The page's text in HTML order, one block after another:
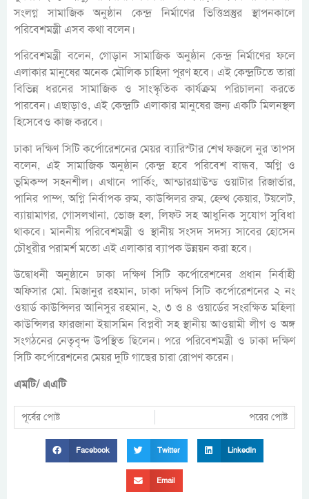
সংলগ্ন সামাজিক অনুষ্ঠান কেন্দ্র নির্মাণের ভিত্তিপ্রস্তুর স্থাপনকালে
পরিবেশমন্ত্রী এসব কথা বলেন।
পরিবেশমন্ত্রী বলেন, গোড়ান সামাজিক অনুষ্ঠান কেন্দ্র নির্মাণের ফলে
এলাকার মানুষের অনেক মৌলিক চাহিদা পূরণ হবে। এই কেন্দ্রটিতে তারা
বিভিন্ন ধরনের সামাজিক ও সাংস্কৃতিক কার্যক্রম পরিচালনা করতে
পারবেন। এছাড়াও, এই কেন্দ্রটি এলাকার মানুষের জন্য একটি মিলনস্থল
হিসেবেও কাজ করবে।
ঢাকা দক্ষিণ সিটি কর্পোরেশনের মেয়র ব্যারিস্টার শেখ ফজলে নুর তাপস
বলেন, এই সামাজিক অনুষ্ঠান কেন্দ্র হবে পরিবেশ বান্ধব, অগ্নি ও
ভূমিকম্প সহনশীল। এখানে পার্কিং, আন্ডারগ্রাউন্ড ওয়াটার রিজার্ভার,
পানির পাম্প, অগ্নি নির্বাপক রুম, কাউন্সিলর রুম, হেল্থ কেয়ার, টয়লেট,
ব্যায়ামাগর, গোসলখানা, ভোজ হল, লিফ্ট সহ আধুনিক সুযোগ সুবিধা
থাকবে। মাননীয় পরিবেশমন্ত্রী ও স্থানীয় সংসদ সদস্য সাবের হোসেন
চৌধুরীর পরামর্শ মতো এই এলাকার ব্যাপক উন্নয়ন করা হবে।
উদ্বোধনী অনুষ্ঠানে ঢাকা দক্ষিণ সিটি কর্পোরেশনের প্রধান নির্বাহী
অফিসার মো. মিজানুর রহমান, ঢাকা দক্ষিণ সিটি কর্পোরেশনের ২ নং
ওয়ার্ড কাউন্সিলর আনিসুর রহমান, ২, ৩ ও ৪ ওয়ার্ডের সংরক্ষিত মহিলা
কাউন্সিলর ফারজানা ইয়াসমিন বিপ্লবী সহ স্থানীয় আওয়ামী লীগ ও অঙ্গ
সংগঠনের নেতৃবৃন্দ উপস্থিত ছিলেন। পরে পরিবেশমন্ত্রী ও ঢাকা দক্ষিণ
সিটি কর্পোরেশনের মেয়র দুটি গাছের চারা রোপণ করেন।
এমটি/ এএটি
পূর্বের পোষ্ট পরের পোষ্ট
Facebook Twitter LinkedIn
Email